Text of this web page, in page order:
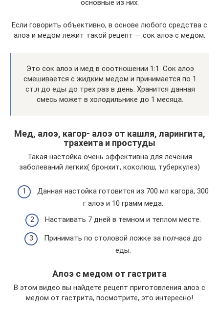
основные из них.
Если говорить объективно, в основе любого средства с
алоэ и медом лежит такой рецепт — сок алоэ с медом.
Это сок алоэ и мед в соотношении 1:1. Сок алоэ
смешивается с жидким медом и принимается по 1
ст.л до еды до трех раз в день. Хранится данная
смесь может в холодильнике до 1 месяца.
Мед, алоэ, кагор- алоэ от кашля, ларингита,
трахеита и простуды
Такая настойка очень эффективна для лечения
заболеваний легких( бронхит, коколюш, туберкулез)
Данная настойка готовится из 700 мл кагора, 300
г алоэ и 10 грамм меда.
Настаивать 7 дней в темном и теплом месте.
Принимать по столовой ложке за полчаса до
еды.
Алоэ с медом от гастрита
В этом видео вы найдете рецепт приготовления алоэ с
медом от гастрита, посмотрите, это интересно!